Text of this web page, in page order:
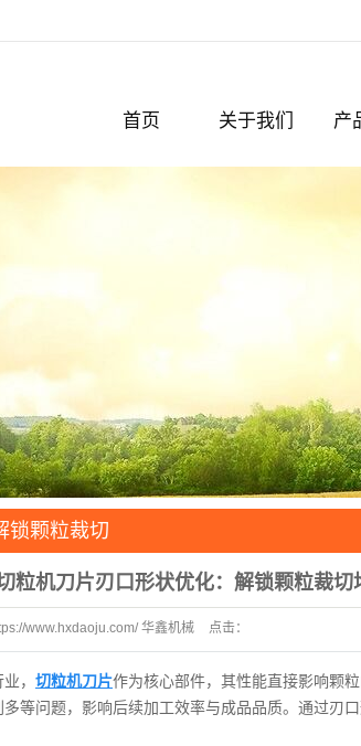
首页 关于我们
公司简介
产
破
剪
锁颗粒裁切
粒机刀片刃口形状优化：解锁颗粒裁切
www.hxdaoju.com/ 华鑫机械
点击：
58
， 切粒机刀片作为核心部件，其性能直接影响颗
等问题，影响后续加工效率与成品品质。通过刃